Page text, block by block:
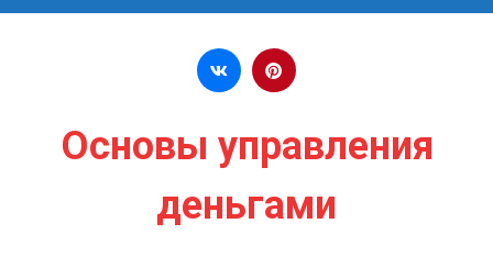
Перейти к содержимому
Основы управления
деньгами